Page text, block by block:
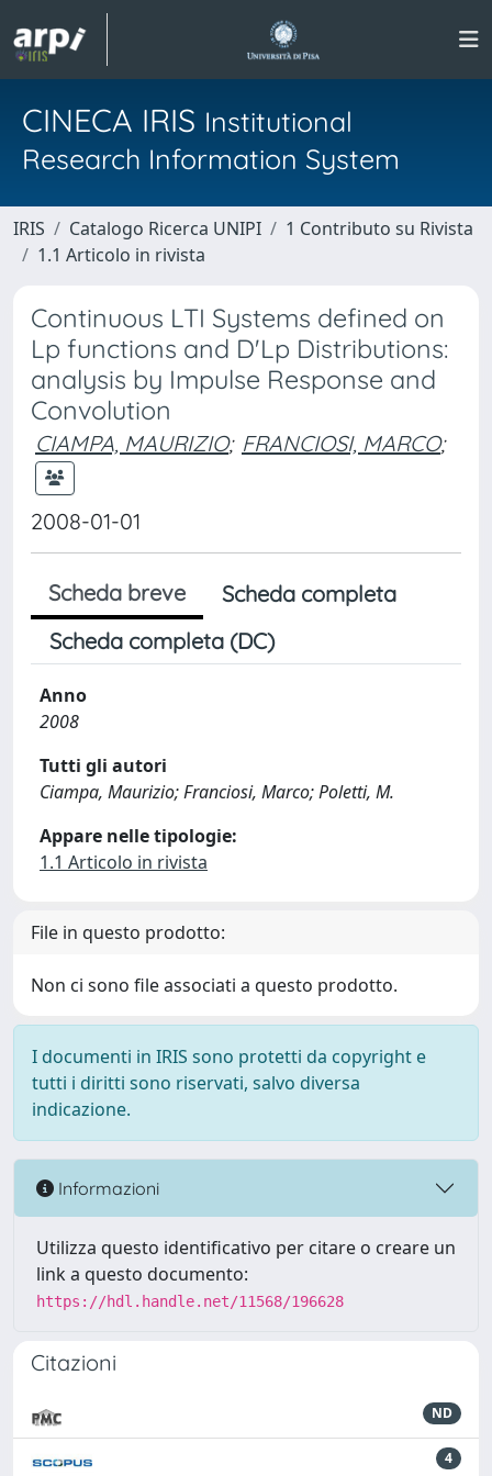
CINECA IRIS Institutional
Research Information System
IRIS Catalogo Ricerca UNIPI
1 Contributo su Rivista
1.1 Articolo in rivista
Continuous LTI Systems defined on
Lp functions and D'Lp Distributions:
analysis by Impulse Response and
Convolution
CIAMPA, MAURIZIO; FRANCIOSI, MARCO;
2008-01-01
Scheda breve
Scheda completa
Scheda completa (DC)
Anno
2008
Tutti gli autori
Ciampa, Maurizio; Franciosi, Marco; Poletti, M.
Appare nelle tipologie:
1.1 Articolo in rivista
File in questo prodotto:
Non ci sono file associati a questo prodotto.
I documenti in IRIS sono protetti da copyright e
tutti i diritti sono riservati, salvo diversa
indicazione.
Informazioni
Utilizza questo identificativo per citare o creare un
link a questo documento:
https://hdl.handle.net/11568/196628
Citazioni
ND
4